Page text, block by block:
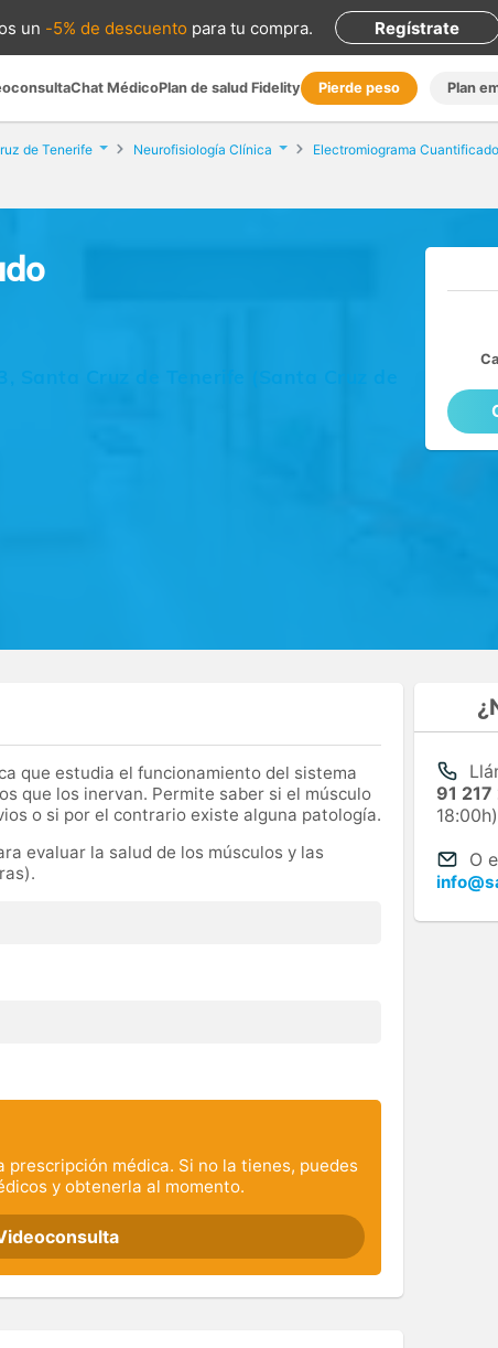
un -5% de descuento para tu compra. Regístrate
Chat MédicoPlan de salud Fidelity Pierde peso Plan
de Tenerife Neurofisiología Clínica Electromiograma Cuantificado
Santa Cruz de Tenerife (Santa Cruz de
que estudia el funcionamiento del sistema
que los inervan. Permite saber si el músculo
o si por el contrario existe alguna patología.
evaluar la salud de los músculos y las
médica. Si no la tienes, puedes
y obtenerla al momento.
91 217
18:00h)
O